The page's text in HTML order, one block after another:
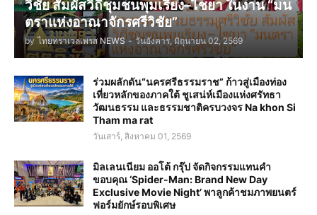
วิชัย สัมผัสวิถีชุมชนพุมเรียง–ไชยา ในงาน “มน
ตราแห่งอาณาจักรศรีวิชัย”
by ไทยทราเวลเพรส NEWS - วันอังคาร, มิถุนายน 02, 2569
ร่วมผลักดัน“นครศรีธรรมราช” ก้าวสู่เมืองท่อง
เที่ยวหลักของภาคใต้ ชูเสน่ห์เมืองแห่งศรัทธา
วัฒนธรรม และธรรมชาติครบวงจร Na khon Si
Tham ma rat
วันเสาร์, สิงหาคม 01, 2569
มิลเลนเนียม ออโต้ กรุ๊ป จัดกิจกรรมแทนคำ
ขอบคุณ ‘Spider-Man: Brand New Day
Exclusive Movie Night’ พาลูกค้าชมภาพยนตร์
ฟอร์มยักษ์รอบพิเศษ